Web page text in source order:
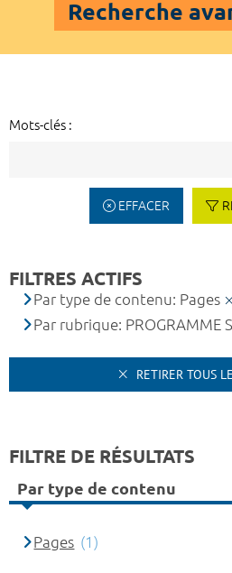
Recherche
Mots-clés :
EFFACER
FILTRES ACTIFS
Par type de contenu: Pages
Par rubrique: PROGRAMME
RETIRER TOUS
FILTRE DE RÉSULTATS
Par type de contenu
Pages (1)